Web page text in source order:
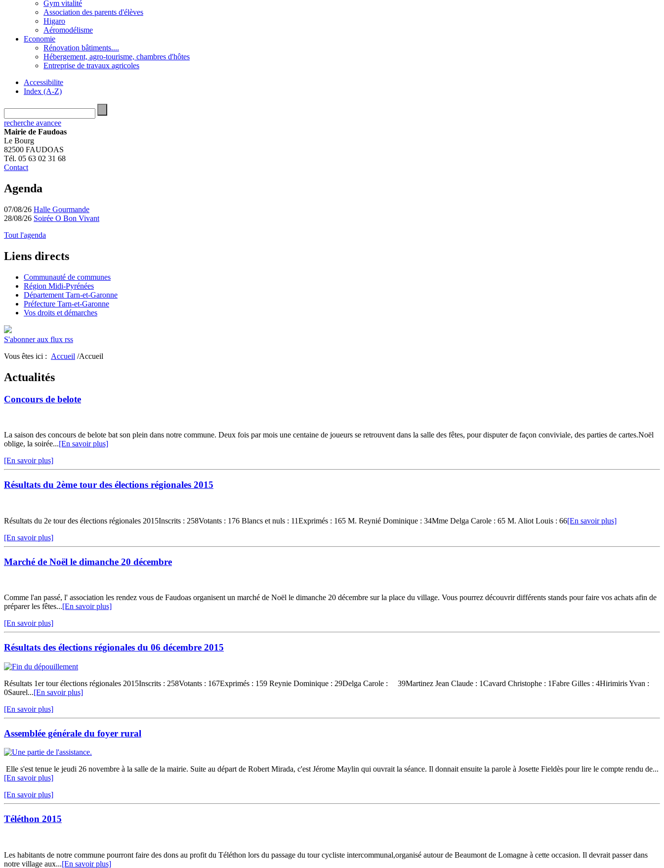
Gym vitalité
Association des parents d'élèves
Higaro
Aéromodélisme
Economie
Rénovation bâtiments....
Hébergement, agro-tourisme, chambres d'hôtes
Entreprise de travaux agricoles
Accessibilite
Index (A-Z)
recherche avancee
Mairie de Faudoas
Le Bourg
82500 FAUDOAS
Tél. 05 63 02 31 68
Contact
Agenda
07/08/26 Halle Gourmande
28/08/26 Soirée O Bon Vivant
Tout l'agenda
Liens directs
Communauté de communes
Région Midi-Pyrénées
Département Tarn-et-Garonne
Préfecture Tarn-et-Garonne
Vos droits et démarches
S'abonner aux flux rss
Vous êtes ici : Accueil /Accueil
Actualités
Concours de belote
La saison des concours de belote bat son plein dans notre commune. Deux fois par mois une centaine de joueurs se retrouvent dans la salle des fêtes, pour disputer de façon conviviale, des parties de cartes.Noël
oblige, la soirée...[En savoir plus]
[En savoir plus]
Résultats du 2ème tour des élections régionales 2015
Résultats du 2e tour des élections régionales 2015Inscrits : 258Votants : 176 Blancs et nuls : 11Exprimés : 165 M. Reynié Dominique : 34Mme Delga Carole : 65 M. Aliot Louis : 66[En savoir plus]
[En savoir plus]
Marché de Noël le dimanche 20 décembre
Comme l'an passé, l' association les rendez vous de Faudoas organisent un marché de Noël le dimanche 20 décembre sur la place du village. Vous pourrez découvrir différents stands pour faire vos achats afin de
préparer les fêtes...[En savoir plus]
[En savoir plus]
Résultats des élections régionales du 06 décembre 2015
Résultats 1er tour élections régionales 2015Inscrits : 258Votants : 167Exprimés : 159 Reynie Dominique : 29Delga Carole : 39Martinez Jean Claude : 1Cavard Christophe : 1Fabre Gilles : 4Hirimiris Yvan :
0Saurel...[En savoir plus]
[En savoir plus]
Assemblée générale du foyer rural
Elle s'est tenue le jeudi 26 novembre à la salle de la mairie. Suite au départ de Robert Mirada, c'est Jérome Maylin qui ouvrait la séance. Il donnait ensuite la parole à Josette Fieldès pour lire le compte rendu de...
[En savoir plus]
[En savoir plus]
Téléthon 2015
Les habitants de notre commune pourront faire des dons au profit du Téléthon lors du passage du tour cycliste intercommunal,organisé autour de Beaumont de Lomagne à cette occasion. Il devrait passer dans
notre village aux...[En savoir plus]